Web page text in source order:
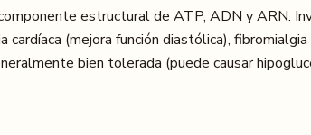
estructural de ATP, ADN y ARN.
cardíaca (mejora función diastólica),
bien tolerada (puede causar